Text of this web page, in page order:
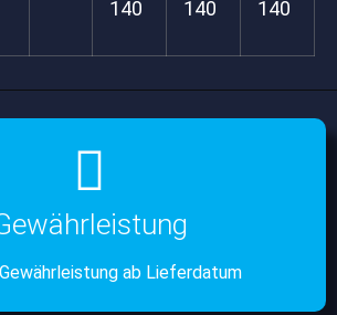
140 140 140
ab Lieferdatum